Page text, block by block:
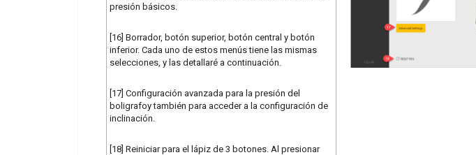
presión básicos.
[16] Borrador, botón superior, botón central y botón
inferior. Cada uno de estos menús tiene las mismas
selecciones, y las detallaré a continuación.
[17] Configuración avanzada para la presión del
boligrafoy también para acceder a la configuración de
inclinación.
[18] Reiniciar para el lápiz de 3 botones. Al presionar